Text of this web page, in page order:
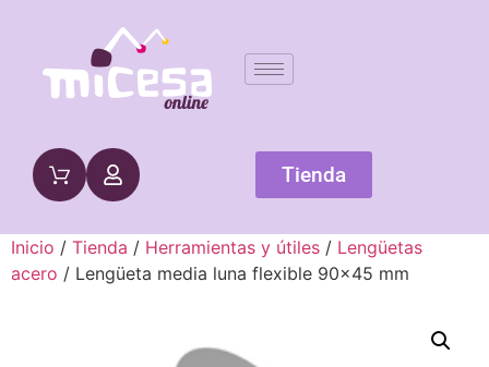
Tienda
Inicio / Tienda / Herramientas y útiles / Lengüetas
acero / Lengüeta media luna flexible 90×45 mm